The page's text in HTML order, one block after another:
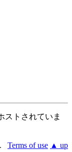
ストされていま
Terms of use ▲ up